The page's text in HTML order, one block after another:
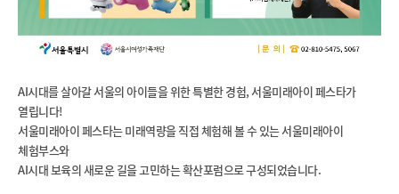
AI시대를 살아갈 서울의 아이들을 위한 특별한 경험, 서울미래아이 페스타가
열립니다!
서울미래아이 페스타는 미래역량을 직접 체험해 볼 수 있는 서울미래아이
체험부스와
AI시대 보육의 새로운 길을 고민하는 확산포럼으로 구성되었습니다.